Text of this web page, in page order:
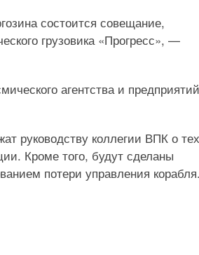
состоится совещание,
грузовика «Прогресс», —
агентства и предприятий
руководству коллегии ВПК о тех
Кроме того, будут сделаны
потери управления